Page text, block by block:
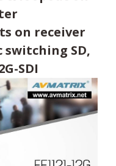
on receiver
switching SD,
SDI